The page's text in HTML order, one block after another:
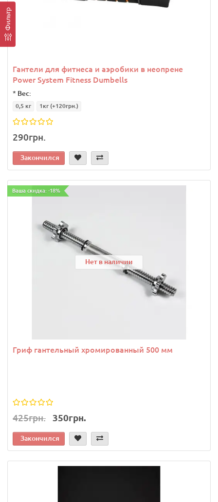
Фильтр
Гантели для фитнеса и аэробики в неопрене
Power System Fitness Dumbells
* Вес:
0,5 кг 1кг (+120грн.)
290грн.
Закончился
Ваша скидка: -18%
Нет в наличии
Гриф гантельный хромированный 500 мм
425грн. 350грн.
Закончился